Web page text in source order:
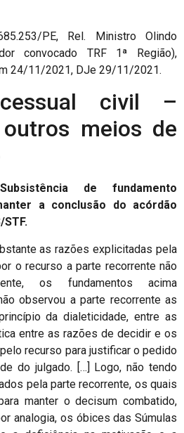
PE, Rel. Ministro Olindo
convocado TRF 1ª Região),
24/11/2021, DJe 29/11/2021.
civil –
meios de
de fundamento
a conclusão do acórdão
STF.
as razões explicitadas pela
o recurso a parte recorrente não
os fundamentos acima
observou a parte recorrente as
da dialeticidade, entre as
entre as razões de decidir e os
recurso para justificar o pedido
do julgado. […] Logo, não tendo
pela parte recorrente, os quais
manter o decisum combatido,
analogia, os óbices das Súmulas